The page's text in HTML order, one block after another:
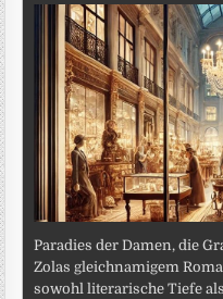
Paradies der Damen, die
Zolas gleichnamigem
sowohl literarische Tiefe